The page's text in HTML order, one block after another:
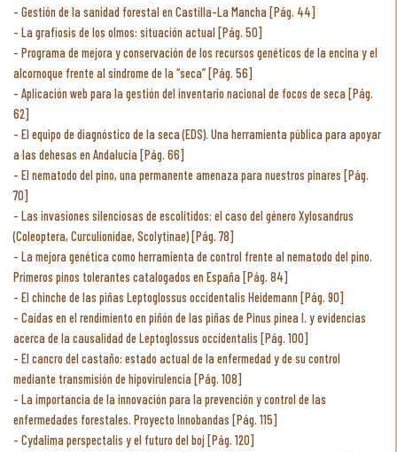
Gestión de la sanidad forestal en Castilla-La Mancha [Pág. 44]
La grafiosis de los olmos: situación actual [Pág. 50]
Programa de mejora y conservación de los recursos genéticos de la encina y el
alcornoque frente al síndrome de la “seca” [Pág. 56]
Aplicación web para la gestión del inventario nacional de focos de seca [Pág.
62]
El equipo de diagnóstico de la seca (EDS). Una herramienta pública para apoyar
a las dehesas en Andalucía [Pág. 66]
El nematodo del pino, una permanente amenaza para nuestros pinares [Pág.
70]
Las invasiones silenciosas de escolítidos: el caso del género Xylosandrus
(Coleoptera, Curculionidae, Scolytinae) [Pág. 78]
La mejora genética como herramienta de control frente al nematodo del pino.
Primeros pinos tolerantes catalogados en España [Pág. 84]
El chinche de las piñas Leptoglossus occidentalis Heidemann [Pág. 90]
Caídas en el rendimiento en piñón de las piñas de Pinus pinea l. y evidencias
acerca de la causalidad de Leptoglossus occidentalis [Pág. 100]
El cancro del castaño: estado actual de la enfermedad y de su control
mediante transmisión de hipovirulencia [Pág. 108]
La importancia de la innovación para la prevención y control de las
enfermedades forestales. Proyecto Innobandas [Pág. 115]
Cydalima perspectalis y el futuro del boj [Pág. 120]